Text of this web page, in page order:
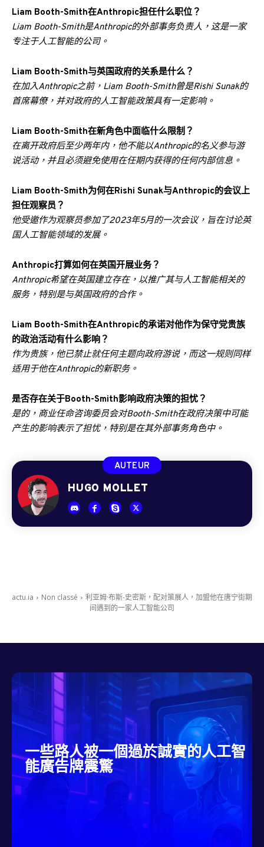
Liam Booth-Smith在Anthropic担任什么职位？
Liam Booth-Smith是Anthropic的外部事务负责人，这是一家
专注于人工智能的公司。
Liam Booth-Smith与英国政府的关系是什么？
在加入Anthropic之前，Liam Booth-Smith曾是Rishi Sunak的
首席幕僚，并对政府的人工智能政策具有一定影响。
Liam Booth-Smith在新角色中面临什么限制？
在离开政府后至少两年内，他不能以Anthropic的名义参与游
说活动，并且必须避免使用在任期内获得的任何内部信息。
Liam Booth-Smith为何在Rishi Sunak与Anthropic的会议上
担任观察员？
他受邀作为观察员参加了2023年5月的一次会议，旨在讨论英
国人工智能领域的发展。
Anthropic打算如何在英国开展业务？
Anthropic希望在英国建立存在，以推广其与人工智能相关的
服务，特别是与英国政府的合作。
Liam Booth-Smith在Anthropic的承诺对他作为保守党贵族
的政治活动有什么影响？
作为贵族，他已禁止就任何主题向政府游说，而这一规则同样
适用于他在Anthropic的新职务。
是否存在关于Booth-Smith影响政府决策的担忧？
是的，商业任命咨询委员会对Booth-Smith在政府决策中可能
产生的影响表示了担忧，特别是在其外部事务角色中。
AUTEUR
HUGO MOLLET
actu.ia Non classé
利亚姆·布斯-史密斯，配对策展人，加盟他在唐宁街期
间遇到的一家人工智能公司
一些路人被一個過於誠實的人工智
能廣告牌震驚